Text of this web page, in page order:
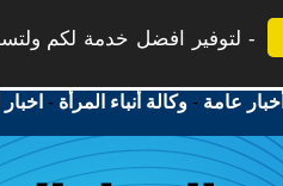
لتوفير افضل خدمة لكم
أخبار عامة -وكالة أنباء المرأة -